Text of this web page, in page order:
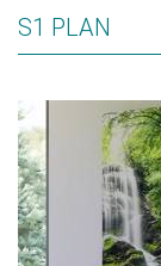
S1 PLAN